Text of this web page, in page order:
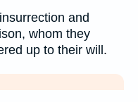
and
whom they
up to their will.